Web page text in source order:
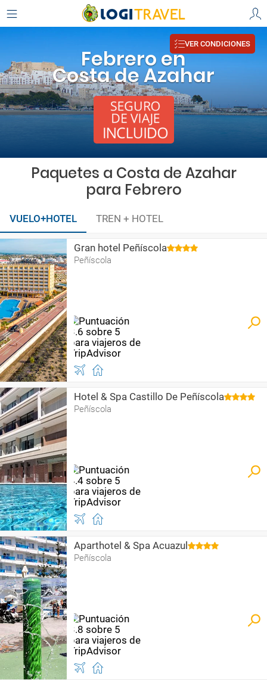
Febrero en
Costa de Azahar
VER CONDICIONES
Paquetes a Costa de Azahar
para Febrero
VUELO+HOTEL TREN + HOTEL
Gran hotel Peñíscola
Peñíscola
Hotel & Spa Castillo De Peñíscola
Peñíscola
Aparthotel & Spa Acuazul
Peñíscola